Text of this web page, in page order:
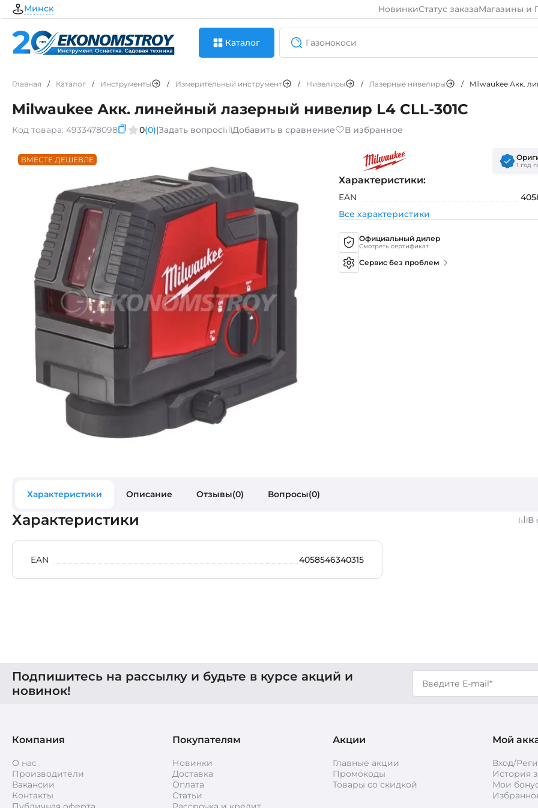
Минск НовинкиСтатус заказаМагазины и
Каталог
Главная / Каталог / Инструменты / Измерительный инструмент / Нивелиры / Лазерные нивелиры / Milwaukee Акк.
Milwaukee Акк. линейный лазерный нивелир L4 CLL-301C
Код товара: 4933478098 0(0)|Задать вопрос Добавить в сравнение В избранное
ВМЕСТЕ ДЕШЕВЛЕ
1 год
Характеристики:
EAN
Все характеристики
Официальный дилер
Смотреть сертификат
Сервис без проблем
Характеристики Описание Отзывы(0) Вопросы(0)
Характеристики В
EAN 4058546340315
Подпишитесь на рассылку и будьте в курсе акций и
новинок!
Компания
О нас
Производители
Вакансии
Контакты
Покупателям
Новинки
Доставка
Оплата
Статьи
Акции
Главные акции
Промокоды
Товары со скидкой
Мой
Вход/
История
Мои